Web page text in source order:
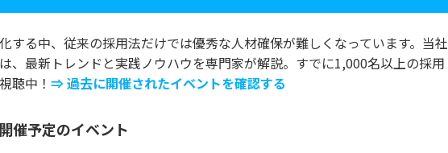
する中、従来の採用法だけでは優秀な人材確保が難しくなっています。当社
、最新トレンドと実践ノウハウを専門家が解説。すでに1,000名以上の採用
聴中！ ⇒ 過去に開催されたイベントを確認する
催予定のイベント